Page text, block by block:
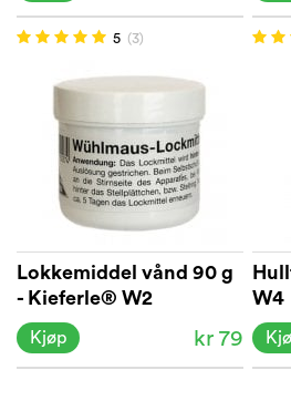
5 (3)
Lokkemiddel vånd 90 g
- Kieferle® W2
kr 79
Kjøp
W4